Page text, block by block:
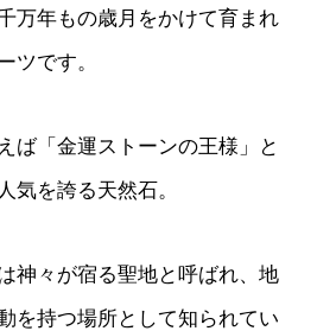
万年もの歳月をかけて育まれ
ツです。
ば「金運ストーンの王様」と
気を誇る天然石。
神々が宿る聖地と呼ばれ、地
を持つ場所として知られてい